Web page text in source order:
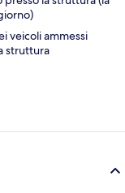
veicoli ammessi
struttura